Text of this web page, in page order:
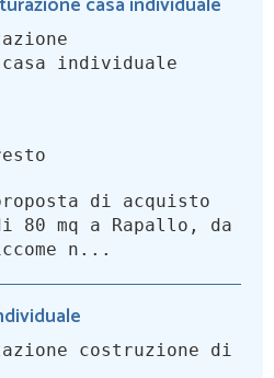
individuale
di acquisto
80 mq a Rapallo, da
n...
costruzione di